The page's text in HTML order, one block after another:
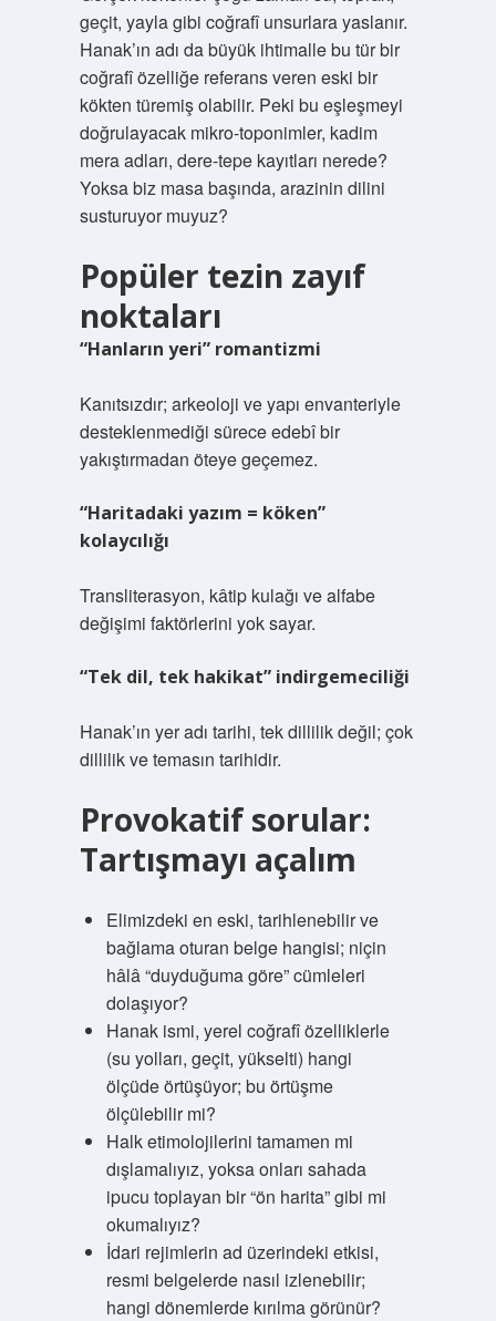
geçit, yayla gibi coğrafî unsurlara yaslanır.
Hanak’ın adı da büyük ihtimalle bu tür bir
coğrafî özelliğe referans veren eski bir
kökten türemiş olabilir. Peki bu eşleşmeyi
doğrulayacak mikro-toponimler, kadim
mera adları, dere-tepe kayıtları nerede?
Yoksa biz masa başında, arazinin dilini
susturuyor muyuz?
Popüler tezin zayıf
noktaları
“Hanların yeri” romantizmi
Kanıtsızdır; arkeoloji ve yapı envanteriyle
desteklenmediği sürece edebî bir
yakıştırmadan öteye geçemez.
“Haritadaki yazım = köken”
kolaycılığı
Transliterasyon, kâtip kulağı ve alfabe
değişimi faktörlerini yok sayar.
“Tek dil, tek hakikat” indirgemeciliği
Hanak’ın yer adı tarihi, tek dillilik değil; çok
dillilik ve temasın tarihidir.
Provokatif sorular:
Tartışmayı açalım
Elimizdeki en eski, tarihlenebilir ve
bağlama oturan belge hangisi; niçin
hâlâ “duyduğuma göre” cümleleri
dolaşıyor?
Hanak ismi, yerel coğrafî özelliklerle
(su yolları, geçit, yükselti) hangi
ölçüde örtüşüyor; bu örtüşme
ölçülebilir mi?
Halk etimolojilerini tamamen mi
dışlamalıyız, yoksa onları sahada
ipucu toplayan bir “ön harita” gibi mi
okumalıyız?
İdari rejimlerin ad üzerindeki etkisi,
resmi belgelerde nasıl izlenebilir;
hangi dönemlerde kırılma görünür?